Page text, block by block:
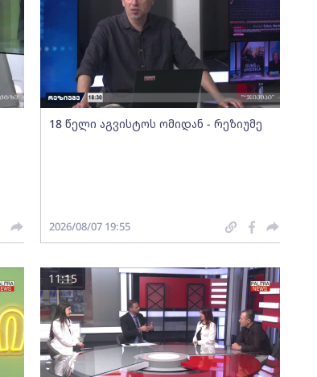
18 წელი აგვისტოს ომიდან - რეზიუმე
2026/08/07 19:55
11:15